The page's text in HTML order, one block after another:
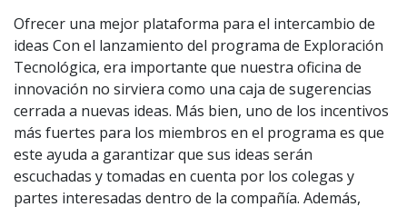
Ofrecer una mejor plataforma para el intercambio de
ideas Con el lanzamiento del programa de Exploración
Tecnológica, era importante que nuestra oficina de
innovación no sirviera como una caja de sugerencias
cerrada a nuevas ideas. Más bien, uno de los incentivos
más fuertes para los miembros en el programa es que
este ayuda a garantizar que sus ideas serán
escuchadas y tomadas en cuenta por los colegas y
partes interesadas dentro de la compañía. Además,